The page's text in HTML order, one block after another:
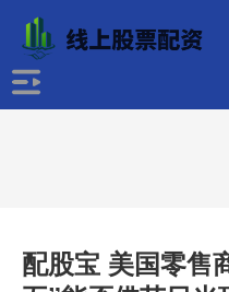
配股宝 美国零售